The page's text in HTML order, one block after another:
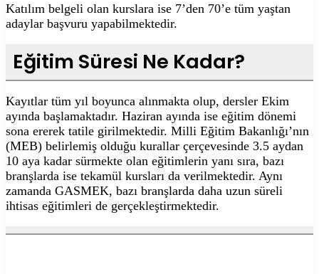
Katılım belgeli olan kurslara ise 7’den 70’e tüm yaştan
adaylar başvuru yapabilmektedir.
Eğitim Süresi Ne Kadar?
Kayıtlar tüm yıl boyunca alınmakta olup, dersler Ekim
ayında başlamaktadır. Haziran ayında ise eğitim dönemi
sona ererek tatile girilmektedir. Milli Eğitim Bakanlığı’nın
(MEB) belirlemiş olduğu kurallar çerçevesinde 3.5 aydan
10 aya kadar sürmekte olan eğitimlerin yanı sıra, bazı
branşlarda ise tekamül kursları da verilmektedir. Aynı
zamanda GASMEK, bazı branşlarda daha uzun süreli
ihtisas eğitimleri de gerçekleştirmektedir.